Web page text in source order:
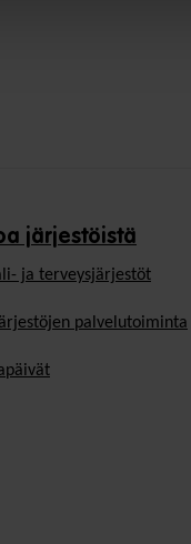
järjestöistä
ja terveysjärjestöt
palvelutoiminta